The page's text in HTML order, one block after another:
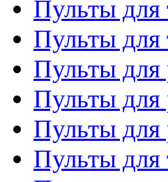
Пульты для
Пульты для
Пульты для
Пульты для
Пульты для
Пульты для